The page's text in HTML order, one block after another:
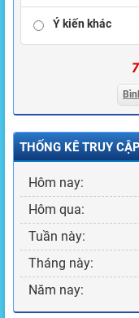
Ý kiến khác
7
THỐNG KÊ TRUY
Hôm nay:
Hôm qua:
Tuần này:
Tháng này:
Năm nay: